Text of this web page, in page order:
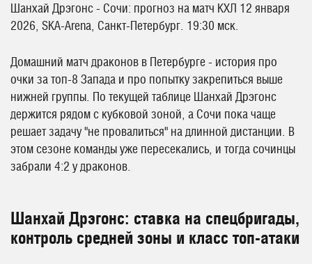
Шанхай Дрэгонс - Сочи: прогноз на матч КХЛ 12 января
2026, SKA-Arena, Санкт-Петербург. 19:30 мск.
Домашний матч драконов в Петербурге - история про
очки за топ-8 Запада и про попытку закрепиться выше
нижней группы. По текущей таблице Шанхай Дрэгонс
держится рядом с кубковой зоной, а Сочи пока чаще
решает задачу "не провалиться" на длинной дистанции. В
этом сезоне команды уже пересекались, и тогда сочинцы
забрали 4:2 у драконов.
Шанхай Дрэгонс: ставка на спецбригады,
контроль средней зоны и класс топ-атаки